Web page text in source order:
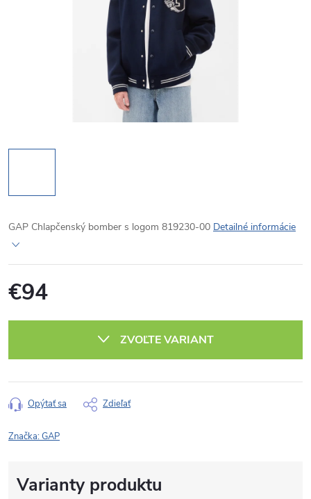
GAP Chlapčenský bomber s logom 819230-00 Detailné informácie
€94
ZVOĽTE VARIANT
Opýtať sa Zdieľať
Značka:GAP